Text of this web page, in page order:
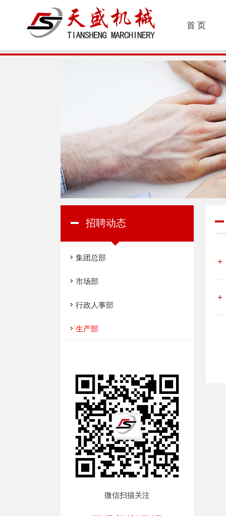
首 页
招聘动态
集团总部
市场部
行政人事部
生产部
微信扫描关注
+
+